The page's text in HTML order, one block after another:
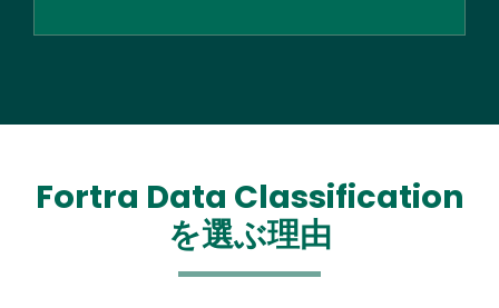
Fortra Data Classification
を選ぶ理由